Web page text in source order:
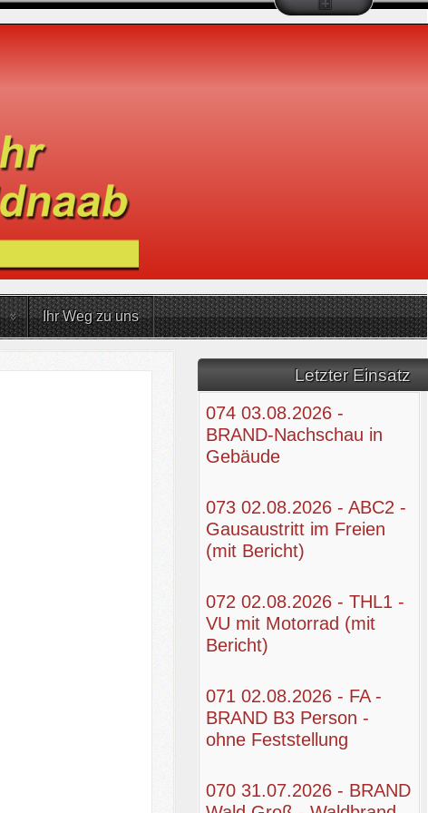
Ihr Weg zu uns
Letzter Einsatz
074 03.08.2026 -
BRAND-Nachschau in
Gebäude
073 02.08.2026 - ABC2 -
Gausaustritt im Freien
(mit Bericht)
072 02.08.2026 - THL1 -
VU mit Motorrad (mit
Bericht)
071 02.08.2026 - FA -
BRAND B3 Person -
ohne Feststellung
070 31.07.2026 - BRAND